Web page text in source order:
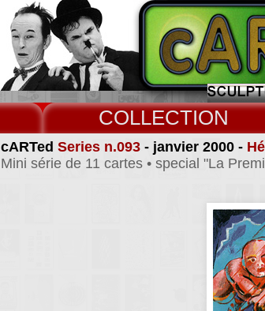
COLLECT
cARTed Series n.093- janvier 2000 -
Mini série de 11 cartes • special "La